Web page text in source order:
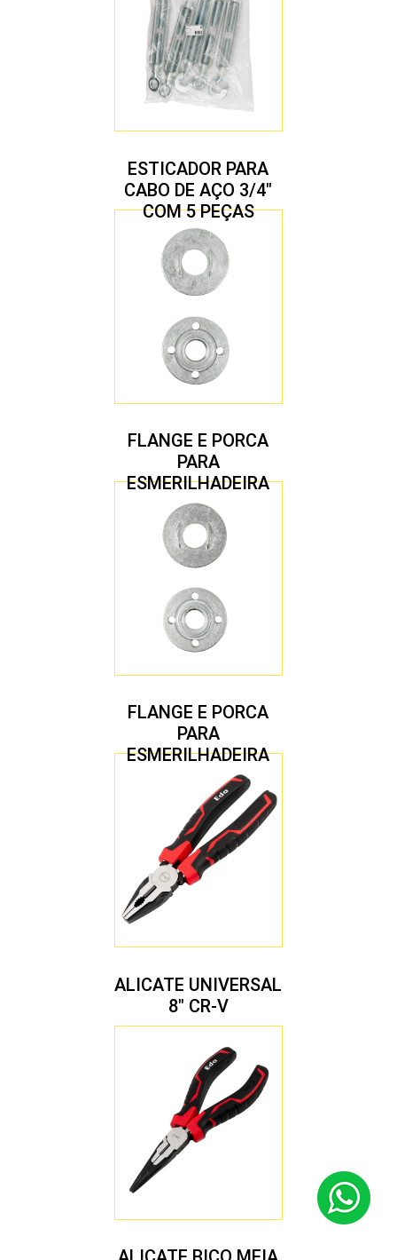
ESTICADOR PARA
CABO DE AÇO 3/4″
COM 5 PEÇAS
FLANGE E PORCA
PARA
ESMERILHADEIRA
4.1/2″ 22,23 MM
FLANGE E PORCA
PARA
ESMERILHADEIRA
4.1/2″ 20,00 MM
ALICATE UNIVERSAL
8″ CR-V